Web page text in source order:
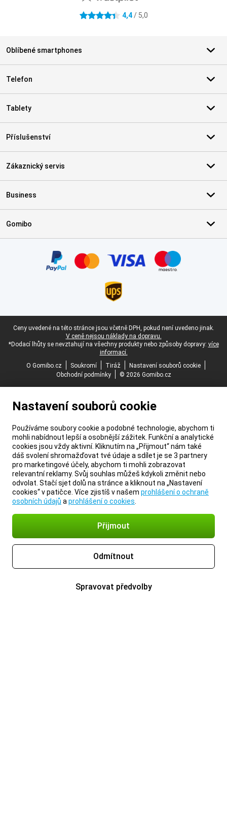
4.4 hvězdičky4,4/ 5,0
Oblíbené smartphones
Telefon
Tablety
Příslušenství
Zákaznický servis
Business
Gomibo
Právní zápatí
Ceny uvedené na této stránce jsou včetně DPH, pokud není uvedeno jinak.
V ceně nejsou náklady na dopravu.
*Dodací lhůty se nevztahují na všechny produkty nebo způsoby dopravy: více
informací.
O Gomibo.cz
Soukromí Tiráž
Nastavení souborů cookie
Obchodní podmínky
© 2026 Gomibo.cz
Nastavení souborů cookie
Používáme soubory cookie a podobné technologie, abychom ti
mohli nabídnout lepší a osobnější zážitek. Funkční a analytické
cookies jsou vždy aktivní. Kliknutím na „Přijmout“ nám také
dáš svolení shromažďovat tvé údaje a sdílet je se 3 partnery
pro marketingové účely, abychom ti mohli zobrazovat
relevantní reklamy. Svůj souhlas můžeš kdykoli změnit nebo
odvolat. Stačí sjet dolů na stránce a kliknout na „Nastavení
cookies“ v patičce. Více zjistíš v našem prohlášení o ochraně
osobních údajů a prohlášení o cookies
Přijmout
Odmítnout
Spravovat předvolby